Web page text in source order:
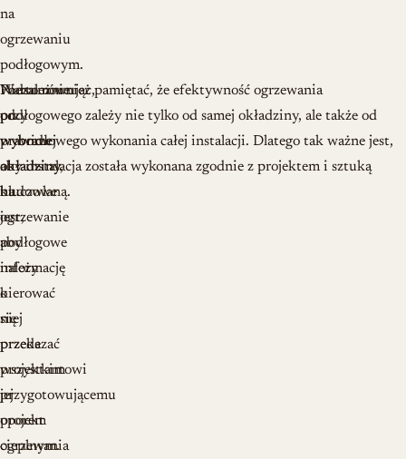
na
ogrzewaniu
podłogowym.
Podsumowując,
przy
wyborze
okładziny
na
ogrzewanie
podłogowe
należy
kierować
się
przede
wszystkim
jej
oporem
cieplnym.
Niezależnie
od
wybranej
okładziny,
kluczowe
jest,
aby
informację
o
niej
przekazać
projektantowi
przygotowującemu
projekt
ogrzewania
Warto również pamiętać, że efektywność ogrzewania
podłogowego zależy nie tylko od samej okładziny, ale także od
prawidłowego wykonania całej instalacji. Dlatego tak ważne jest,
aby instalacja została wykonana zgodnie z projektem i sztuką
budowlaną.